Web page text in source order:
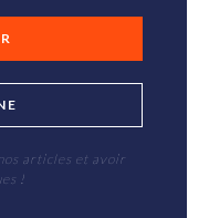
articles et avoir
!